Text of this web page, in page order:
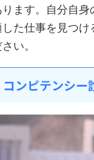
ます。自分自身
た仕事を見つけ
い。
ンピテンシー